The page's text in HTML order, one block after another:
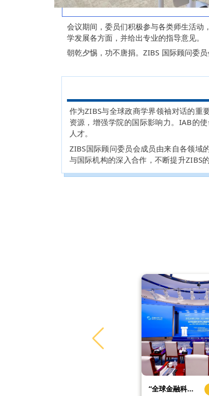
会议期间，委员们积极参与各类师生活动
学发展各方面，并给出专业的指导意见。
朝乾夕惕，功不唐捐。ZIBS 国际顾问委
作为ZIBS与全球政商学界领袖对话的重
资源，增强学院的国际影响力。IAB的
人才。
ZIBS国际顾问委员会成员由来自各领域
与国际机构的深入合作，不断提升ZIBS的
“全球金融科技中心网络年会”在2025金融街论坛年会金融科技大会上再度举办